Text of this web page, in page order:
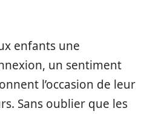
enfants une
un sentiment
l’occasion de leur
Sans oublier que les